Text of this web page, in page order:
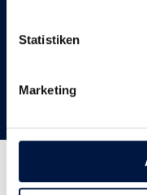
Statistiken
Marketing
Beheiztes